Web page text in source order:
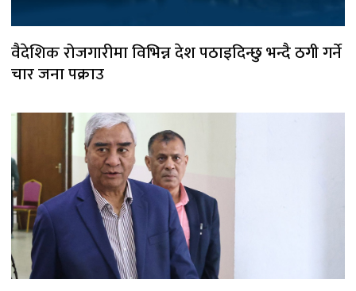
वैदेशिक रोजगारीमा विभिन्न देश पठाइदिन्छु भन्दै ठगी गर्ने
चार जना पक्राउ